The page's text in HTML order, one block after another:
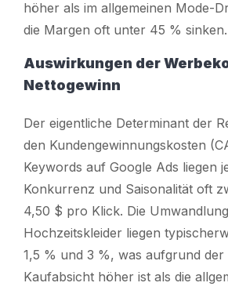
höher als im allgemeinen Mode-
die Margen oft unter 45 % sinken.
Auswirkungen der
Nettogewinn
Der eigentliche Determinant der
den Kundengewinnungskosten
Keywords auf Google Ads liegen
Konkurrenz und Saisonalität oft
4,50 $ pro Klick. Die
Hochzeitskleider liegen
1,5 % und 3 %, was aufgrund der
Kaufabsicht höher ist als die